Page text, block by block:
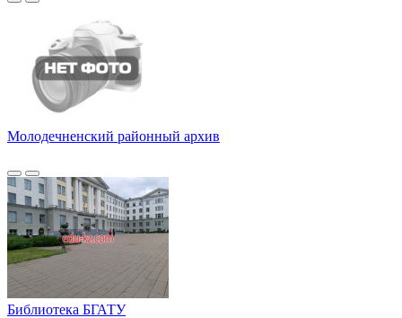
Молодечненский районный архив
Библиотека БГАТУ